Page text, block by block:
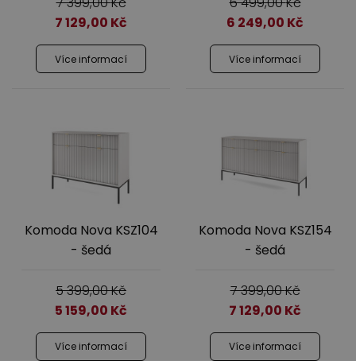
7 129,00 Kč
Více informací
6 249,00 Kč
Více informací
Komoda Nova KSZ104
- šedá
5 399,00Kč
5 159,00 Kč
Více informací
Komoda Nova KSZ154
- šedá
7 399,00Kč
7 129,00 Kč
Více informací